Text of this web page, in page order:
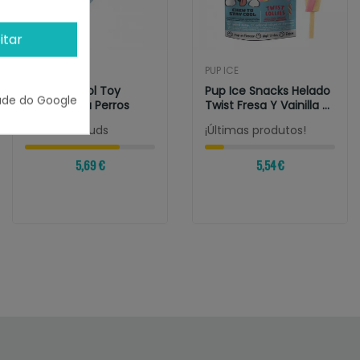
Nayeco Cool Toy
Helado Para Perros
Restam 73 uds
5,69 €
PUP ICE
Pup Ice Snacks Helado
Twist Fresa Y Vainilla 3
Unds.
¡Últimas produtos!
5,54 €
do Google